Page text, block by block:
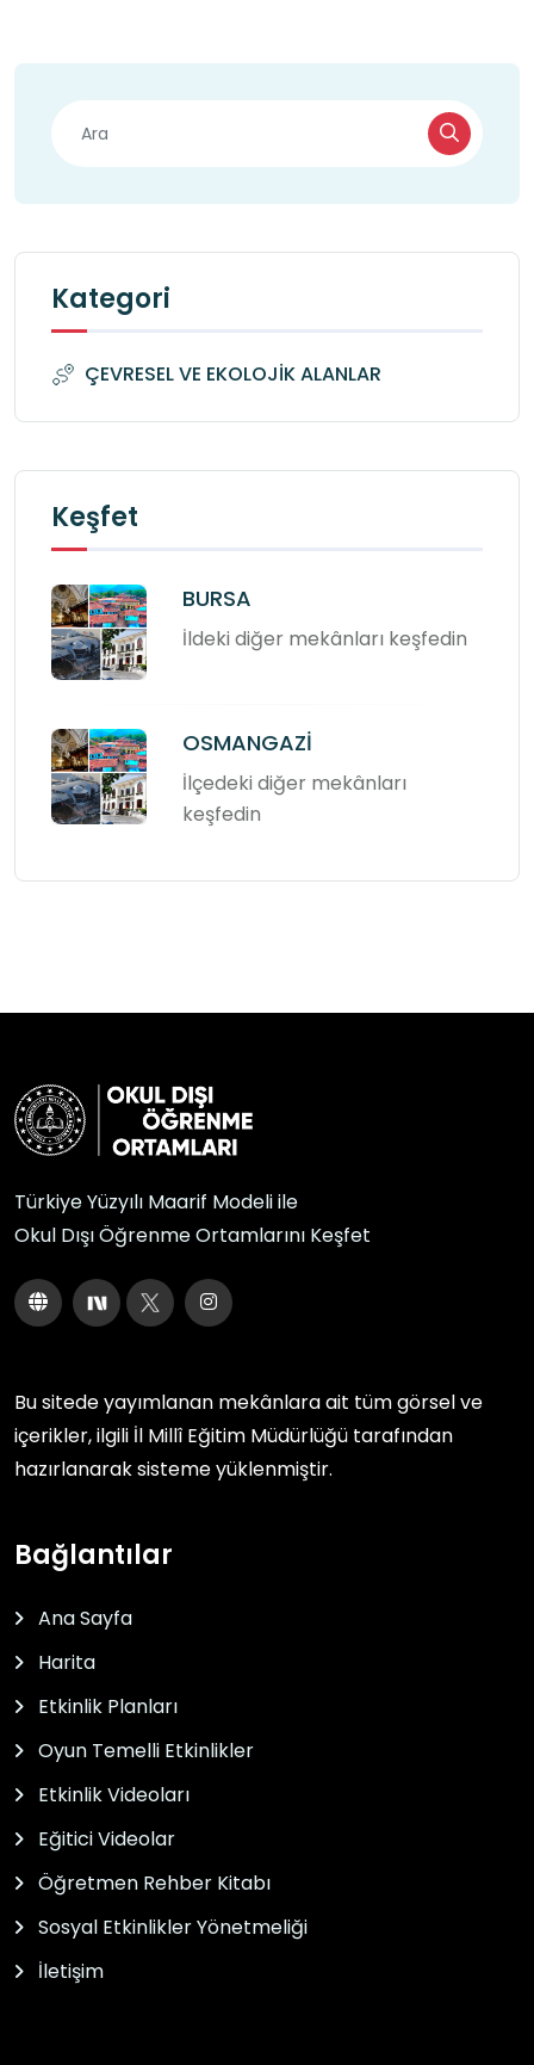
Kategori
ÇEVRESEL VE EKOLOJİK ALANLAR
Keşfet
BURSA
İldeki diğer mekânları keşfedin
OSMANGAZİ
İlçedeki diğer mekânları
keşfedin
Türkiye Yüzyılı Maarif Modeli ile
Okul Dışı Öğrenme Ortamlarını Keşfet
Bu sitede yayımlanan mekânlara ait tüm görsel ve
içerikler, ilgili İl Millî Eğitim Müdürlüğü tarafından
hazırlanarak sisteme yüklenmiştir.
Bağlantılar
Ana Sayfa
Harita
Etkinlik Planları
Oyun Temelli Etkinlikler
Etkinlik Videoları
Eğitici Videolar
Öğretmen Rehber Kitabı
Sosyal Etkinlikler Yönetmeliği
İletişim